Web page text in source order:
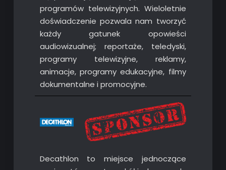
programów telewizyjnych. Wieloletnie
doświadczenie pozwala nam tworzyć
każdy gatunek opowieści
audiowizualnej; reportaże, teledyski,
programy telewizyjne, reklamy,
animacje, programy edukacyjne, filmy
dokumentalne i promocyjne.
Decathlon to miejsce jednoczące